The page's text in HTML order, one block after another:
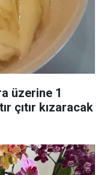
üzerine 1
çıtır kızaracak